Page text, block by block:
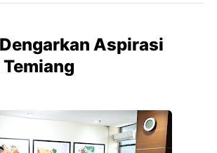
Aspirasi